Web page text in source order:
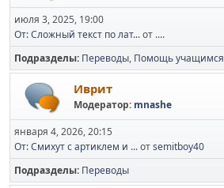
июля 3, 2025, 19:00
От: Cложный текст по лат...от ....
Подразделы Переводы Помощь учащимся
Иврит
Модератор: mnashe
января 4, 2026, 20:15
От: Смихут с артиклем и ...отsemitboy40
Подразделы Переводы